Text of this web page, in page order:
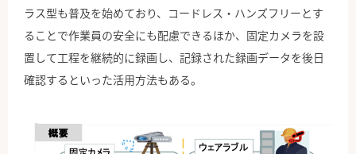
ラス型も普及を始めており、コードレス・ハンズフリーとす
ることで作業員の安全にも配慮できるほか、固定カメラを設
置して工程を継続的に録画し、記録された録画データを後日
確認するといった活用方法もある。